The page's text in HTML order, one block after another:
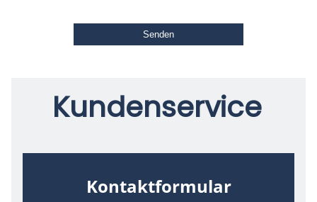
Kundenservice
Kontaktformular